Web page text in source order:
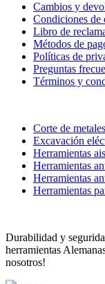
Cambios y
Condiciones de
Libro de
Métodos de
Políticas de
Preguntas
Términos y
Corte de metales
Excavación
Herramientas
Herramientas
Herramientas
Herramientas
Durabilidad y
herramientas
nosotros!